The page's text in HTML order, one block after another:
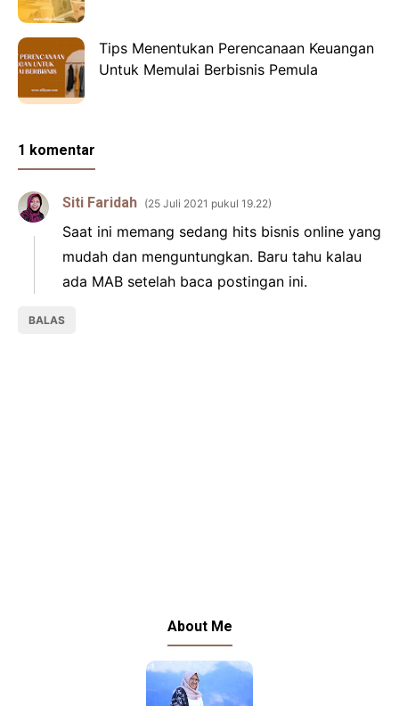
Tips Menentukan Perencanaan Keuangan
Untuk Memulai Berbisnis Pemula
1 komentar
Siti Faridah 25 Juli 2021 pukul 19.22
Saat ini memang sedang hits bisnis online yang
mudah dan menguntungkan. Baru tahu kalau
ada MAB setelah baca postingan ini.
BALAS
About Me